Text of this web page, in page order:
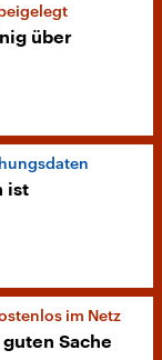
über
ist
im Netz
Sache